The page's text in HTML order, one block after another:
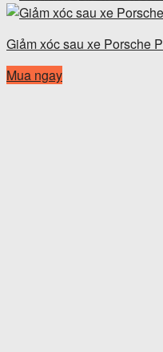
Giảm xóc sau xe Porsche
Mua ngay